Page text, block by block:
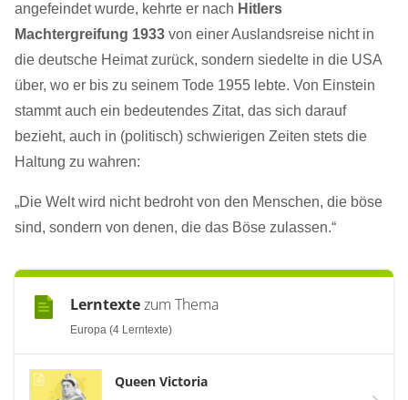
angefeindet wurde, kehrte er nach Hitlers
Machtergreifung 1933 von einer Auslandsreise nicht in
die deutsche Heimat zurück, sondern siedelte in die USA
über, wo er bis zu seinem Tode 1955 lebte. Von Einstein
stammt auch ein bedeutendes Zitat, das sich darauf
bezieht, auch in (politisch) schwierigen Zeiten stets die
Haltung zu wahren:
„Die Welt wird nicht bedroht von den Menschen, die böse
sind, sondern von denen, die das Böse zulassen.“
Lerntextezum Thema
Europa (4 Lerntexte)
Queen Victoria